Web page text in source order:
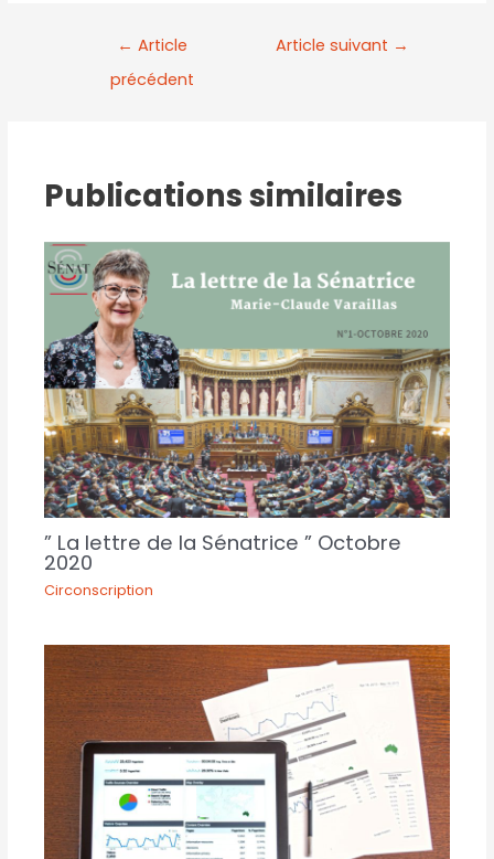
← Article
précédent
Article suivant →
Publications similaires
” La lettre de la Sénatrice ” Octobre
2020
Circonscription